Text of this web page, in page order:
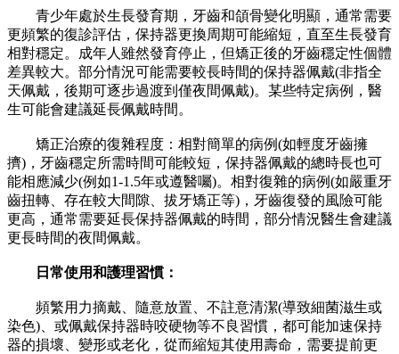
青少年處於生長發育期，牙齒和頜骨變化明顯，通常需要
更頻繁的復診評估，保持器更換周期可能縮短，直至生長發育
相對穩定。成年人雖然發育停止，但矯正後的牙齒穩定性個體
差異較大。部分情況可能需要較長時間的保持器佩戴(非指全
天佩戴，後期可逐步過渡到僅夜間佩戴)。某些特定病例，醫
生可能會建議延長佩戴時間。
矯正治療的復雜程度：相對簡單的病例(如輕度牙齒擁
擠)，牙齒穩定所需時間可能較短，保持器佩戴的總時長也可
能相應減少(例如1-1.5年或遵醫囑)。相對復雜的病例(如嚴重牙
齒扭轉、存在較大間隙、拔牙矯正等)，牙齒復發的風險可能
更高，通常需要延長保持器佩戴的時間，部分情況醫生會建議
更長時間的夜間佩戴。
日常使用和護理習慣：
頻繁用力摘戴、隨意放置、不註意清潔(導致細菌滋生或
染色)、或佩戴保持器時咬硬物等不良習慣，都可能加速保持
器的損壞、變形或老化，從而縮短其使用壽命，需要提前更